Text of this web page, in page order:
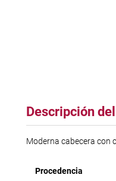
Descripción
Moderna cabecera con
Procedencia